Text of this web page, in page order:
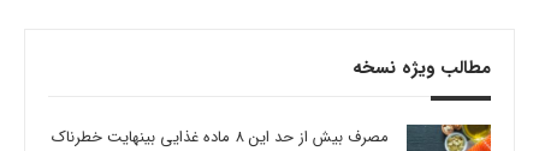
مطالب ویژه نسخه
مصرف بیش از حد این 8 ماده غذایی بینهایت خطرناک